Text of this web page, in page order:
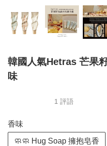
韓國人氣Hetras 芒果
味
1 評語
香味
🧼🧼 Hug Soap 擁抱皂香